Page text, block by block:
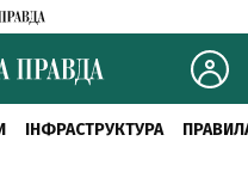
ІНФРАСТРУКТУРА